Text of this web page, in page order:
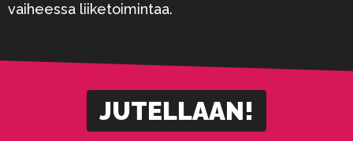
vaiheessa liiketoimintaa.
JUTELLAAN!